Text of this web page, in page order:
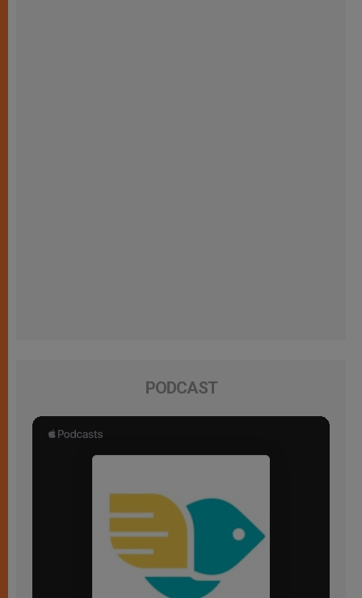
PODCAST